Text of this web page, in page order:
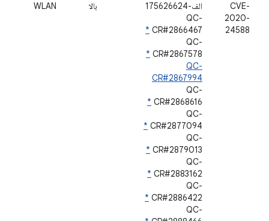
CVE-
2020-
24588
الف-175626624
QC-
CR#2866467
*
QC-
CR#2867578
*
QC-
CR#2867994
QC-
CR#2868616
*
QC-
CR#2877094
*
QC-
CR#2879013
*
QC-
CR#2883162
*
QC-
CR#2886422
*
QC-
بالا WLAN